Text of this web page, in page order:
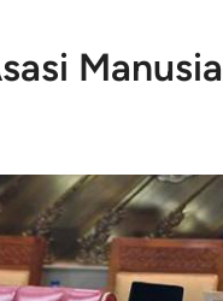
Manusia